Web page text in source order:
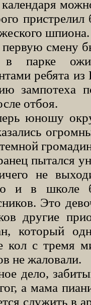
календаря
шпиона.
смену
в парке
ребята
зампотеха
отбоя.
юношу
пытался
не
и в школе
Это
другие
который
кол с тремя
не жаловали.
дело,
а мама
служить в